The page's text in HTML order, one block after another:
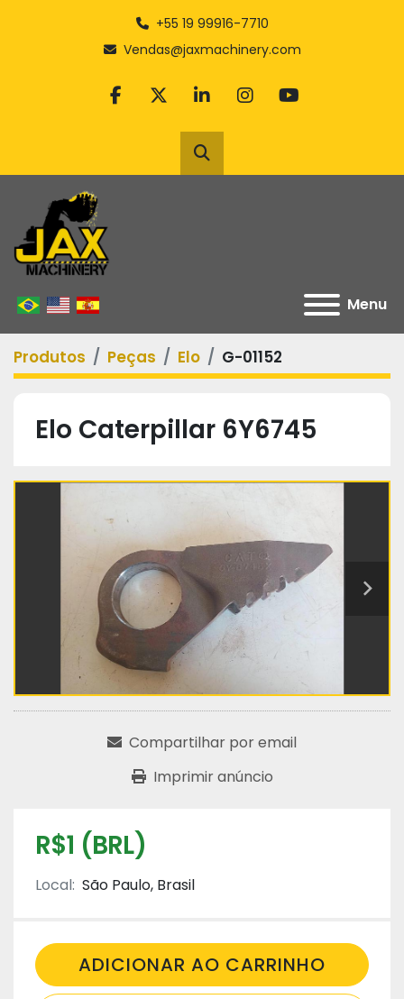
+55 19 99916-7710
Vendas@jaxmachinery.com
facebook
twitterlinkedininstagram
youtube
Pesquisar
Menu
Produtos Peças Elo G-01152
Elo Caterpillar 6Y6745
Compartilhar por email
Imprimir anúncio
R$1 (BRL)
Local: São Paulo, Brasil
ADICIONAR AO CARRINHO